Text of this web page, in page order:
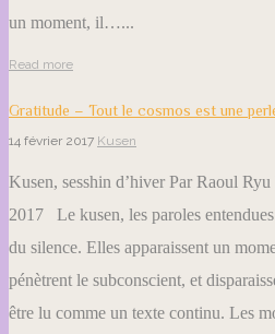
un moment, il…...
Read more
Gratitude – Tout le cosmos est une
14 février 2017 Kusen
Kusen, sesshin d’hiver Par Raoul
2017 Le kusen, les paroles
du silence. Elles apparaissent un
pénètrent le subconscient, et
être lu comme un texte continu. Les